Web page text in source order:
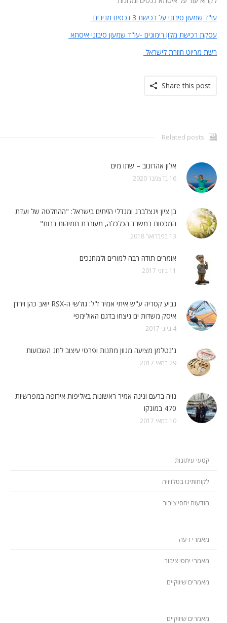
עו"ד שמעון סיבוני על רכישת 3 נכסים מניבים
עסקת רכישת מלון רימונים -עו"ד שמעון סיבוני איסתא
רשת מריוט חוזרת לישראל
Share this post
Related posts
אלון אהרונוב – שתו מים
16 בדצמבר 2020
בן ציון וינצלברג ומגדלי הזיתים בישראל: "ההחלטה של ועדת
המכסות במשרד הכלכלה, מעוררת תמיהות רבות"
13 בפברואר 2018
אומרים תודה רבה למורים ולמחנכים
11 ביוני 2017
גביע קסריה ע"ש איתי אמיר ז"ל: גולשי ה-RSX יואב כהן וירדן
איסק משדות ים ניצחו בדגם האולימפי
4 ביוני 2017
ג'נטלמן מציעה מגוון מתנות ופרטי עיצוב לחג השבועות
29 במאי 2017
נויה ברעם ונינה אמיר ראשונות באליפות אירופה במפרשיות
470 במונקו
10 במאי 2017
קטעי עיתונות
לקוחותינו בטלויזיה
הודעות יחסי ציבור
מאמרי דעה
מאמרי יחסי ציבור
מאמרים שיווקיים
מאמרים שיווקיים